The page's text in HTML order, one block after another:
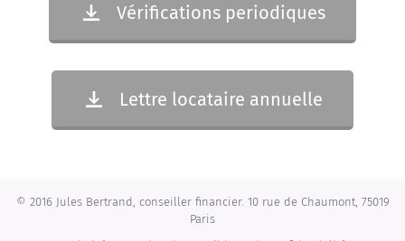
Vérifications periodiques
Lettre locataire annuelle
© 2016 Jules Bertrand, conseiller financier. 10 rue de Chaumont, 75019
Paris